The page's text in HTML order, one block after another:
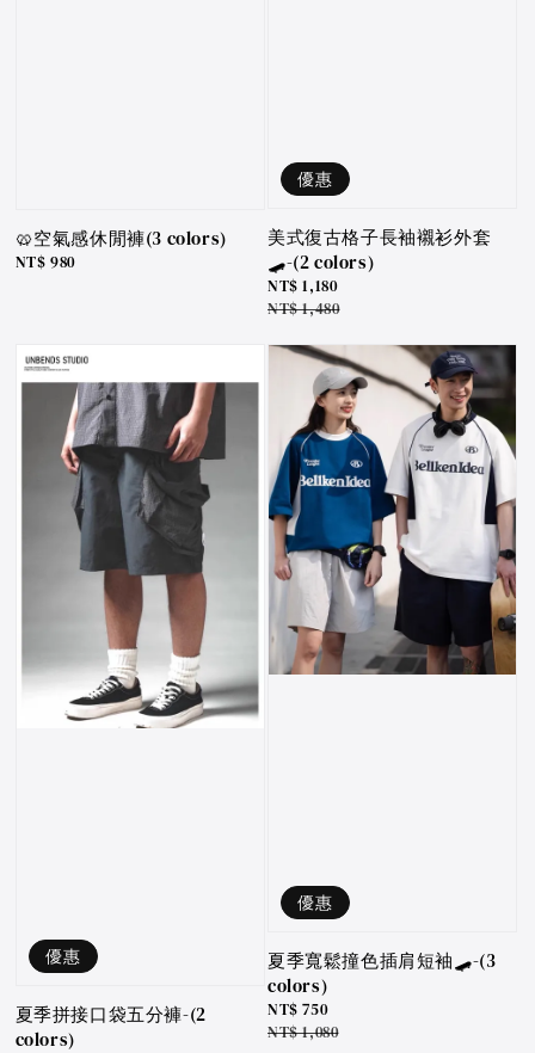
🥨空氣感休閒褲(3 colors)
Regular
NT$ 980
優惠
美式復古格子長袖襯衫外套
🛹-(2 colors)
Sale
price
NT$ 1,180
Regular
NT$ 1,480
優惠
夏季拼接口袋五分褲-(2
colors)
優惠
夏季寬鬆撞色插肩短袖🛹-(3
colors)
Sale
price
NT$ 750
Regular
NT$ 1,080